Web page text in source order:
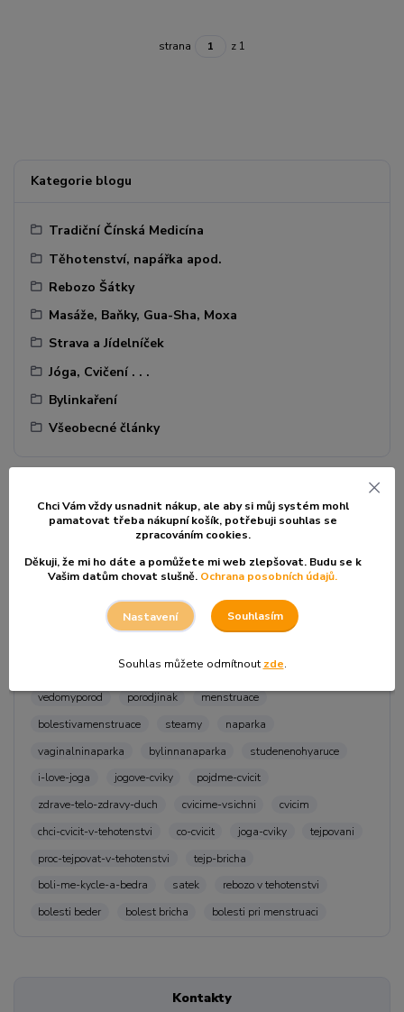
Kategorie blogu
Tradiční Čínská Medicína
Těhotenství, napářka apod.
Rebozo Šátky
Masáže, Baňky, Gua-Sha, Moxa
Strava a Jídelníček
Jóga, Cvičení . . .
Bylinkaření
Všeobecné články
Štítky blogu
tradiční čínská medicína
tehotenstvi
tehotenska-joga
co-mam-cvicit-v-tehotenstvi
chci-pomoci-v-tehotenstvi
aniball snadnyporod
vedomyporod
porodjinak
menstruace
bolestivamenstruace
steamy
naparka
vaginalninaparka
bylinnanaparka
studenenohyaruce
i-love-joga
jogove-cviky
pojdme-cvicit
zdrave-telo-zdravy-duch
cvicime-vsichni
cvicim
chci-cvicit-v-tehotenstvi
co-cvicit joga-cviky
tejpovani
proc-tejpovat-v-tehotenstvi
tejp-bricha
boli-me-kycle-a-bedra
satek
rebozo v tehotenstvi
bolesti beder
bolest bricha bolesti pri menstruaci
Kontakty
strana z 1
Chci Vám vždy usnadnit nákup, ale aby si můj systém mohl
pamatovat třeba nákupní košík, potřebuji souhlas se
zpracováním cookies.
Děkuji, že mi ho dáte a pomůžete mi web zlepšovat. Budu se k
Vašim datům chovat slušně. Ochrana posobních údajů.
Nastavení Souhlasím
Souhlas můžete odmítnout zde.